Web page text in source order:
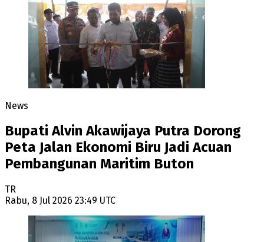
News
Bupati Alvin Akawijaya Putra Dorong
Peta Jalan Ekonomi Biru Jadi Acuan
Pembangunan Maritim Buton
TR
Rabu, 8 Jul 2026 23:49 UTC